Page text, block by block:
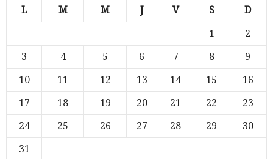
L M M J V S D
1
2
3
4 5 6 7 8
9
10
11 12 13 14 15
16
17
18 19 20 21 22
23
24
25 26 27 28 29
30
31